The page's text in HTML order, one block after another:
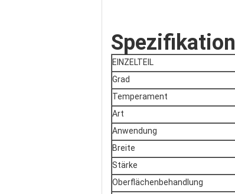
Spezifikation
EINZELTEIL
Grad
Temperament
Art
Anwendung
Breite
Stärke
Oberflächenbehandlung